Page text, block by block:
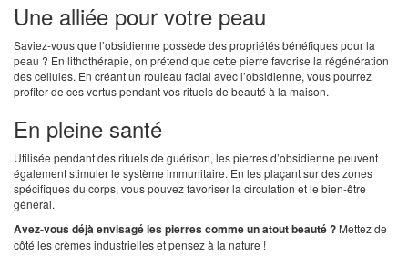
Une alliée pour votre peau
Saviez-vous que l’obsidienne possède des propriétés bénéfiques pour la
peau ? En lithothérapie, on prétend que cette pierre favorise la régénération
des cellules. En créant un rouleau facial avec l’obsidienne, vous pourrez
profiter de ces vertus pendant vos rituels de beauté à la maison.
En pleine santé
Utilisée pendant des rituels de guérison, les pierres d’obsidienne peuvent
également stimuler le système immunitaire. En les plaçant sur des zones
spécifiques du corps, vous pouvez favoriser la circulation et le bien-être
général.
Avez-vous déjà envisagé les pierres comme un atout beauté ? Mettez de
côté les crèmes industrielles et pensez à la nature !